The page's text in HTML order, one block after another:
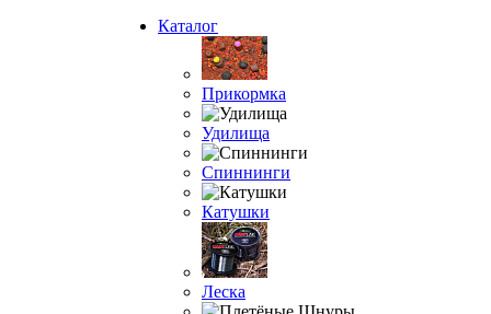
Каталог
Прикормка
Удилища
Спиннинги
Катушки
Леска